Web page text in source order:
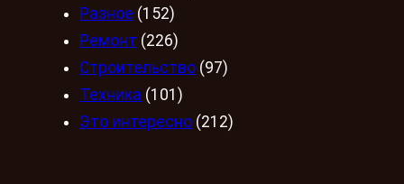
Разное (152)
Ремонт (226)
Строительство (97)
Техника (101)
Это интересно (212)